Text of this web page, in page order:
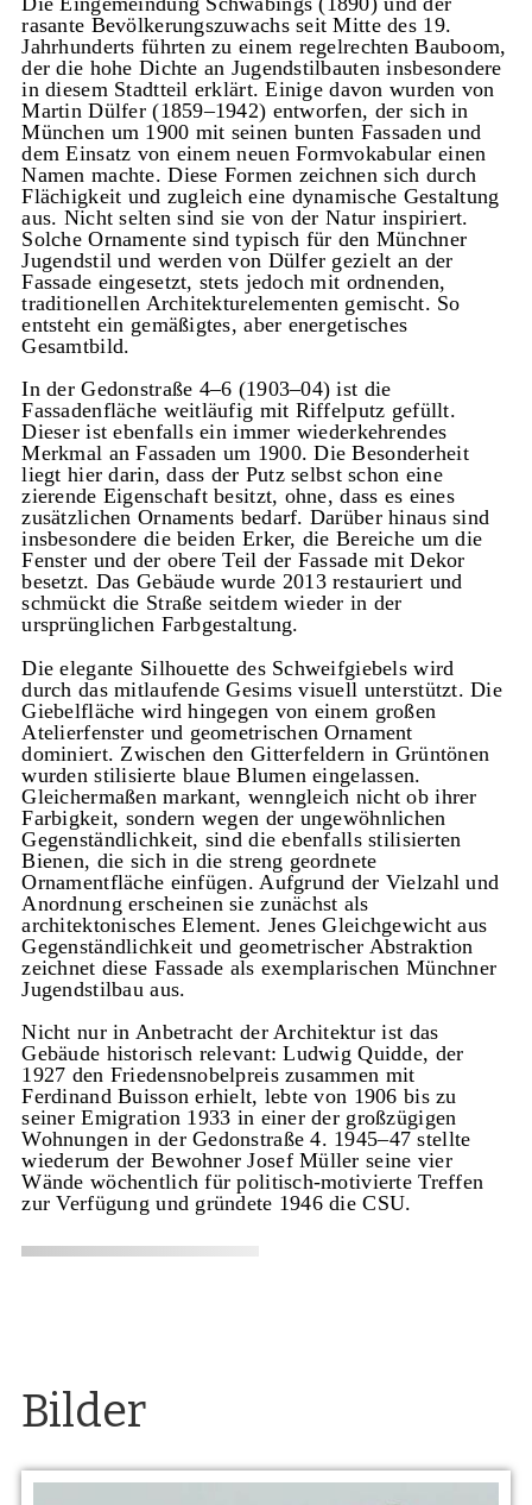
rasante Bevölkerungszuwachs seit Mitte des 19.
Jahrhunderts führten zu einem regelrechten Bauboom,
der die hohe Dichte an Jugendstilbauten insbesondere
in diesem Stadtteil erklärt. Einige davon wurden von
Martin Dülfer (1859–1942) entworfen, der sich in
München um 1900 mit seinen bunten Fassaden und
dem Einsatz von einem neuen Formvokabular einen
Namen machte. Diese Formen zeichnen sich durch
Flächigkeit und zugleich eine dynamische Gestaltung
aus. Nicht selten sind sie von der Natur inspiriert.
Solche Ornamente sind typisch für den Münchner
Jugendstil und werden von Dülfer gezielt an der
Fassade eingesetzt, stets jedoch mit ordnenden,
traditionellen Architekturelementen gemischt. So
entsteht ein gemäßigtes, aber energetisches
Gesamtbild.
In der Gedonstraße 4–6 (1903–04) ist die
Fassadenfläche weitläufig mit Riffelputz gefüllt.
Dieser ist ebenfalls ein immer wiederkehrendes
Merkmal an Fassaden um 1900. Die Besonderheit
liegt hier darin, dass der Putz selbst schon eine
zierende Eigenschaft besitzt, ohne, dass es eines
zusätzlichen Ornaments bedarf. Darüber hinaus sind
insbesondere die beiden Erker, die Bereiche um die
Fenster und der obere Teil der Fassade mit Dekor
besetzt. Das Gebäude wurde 2013 restauriert und
schmückt die Straße seitdem wieder in der
ursprünglichen Farbgestaltung.
Die elegante Silhouette des Schweifgiebels wird
durch das mitlaufende Gesims visuell unterstützt. Die
Giebelfläche wird hingegen von einem großen
Atelierfenster und geometrischen Ornament
dominiert. Zwischen den Gitterfeldern in Grüntönen
wurden stilisierte blaue Blumen eingelassen.
Gleichermaßen markant, wenngleich nicht ob ihrer
Farbigkeit, sondern wegen der ungewöhnlichen
Gegenständlichkeit, sind die ebenfalls stilisierten
Bienen, die sich in die streng geordnete
Ornamentfläche einfügen. Aufgrund der Vielzahl und
Anordnung erscheinen sie zunächst als
architektonisches Element. Jenes Gleichgewicht aus
Gegenständlichkeit und geometrischer Abstraktion
zeichnet diese Fassade als exemplarischen Münchner
Jugendstilbau aus.
Nicht nur in Anbetracht der Architektur ist das
Gebäude historisch relevant: Ludwig Quidde, der
1927 den Friedensnobelpreis zusammen mit
Ferdinand Buisson erhielt, lebte von 1906 bis zu
seiner Emigration 1933 in einer der großzügigen
Wohnungen in der Gedonstraße 4. 1945–47 stellte
wiederum der Bewohner Josef Müller seine vier
Wände wöchentlich für politisch-motivierte Treffen
zur Verfügung und gründete 1946 die CSU.
Bilder